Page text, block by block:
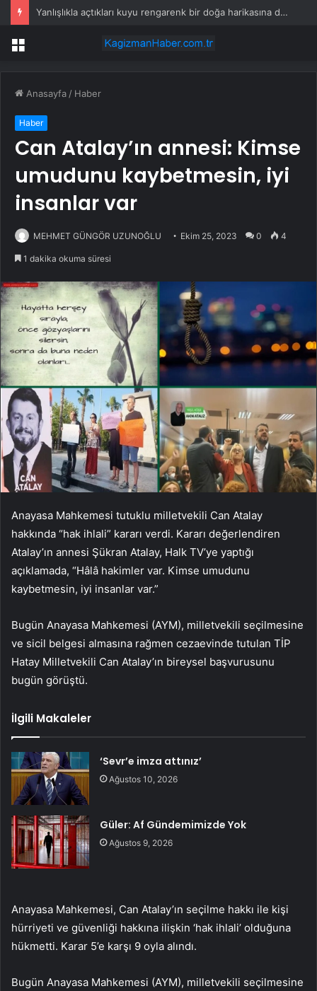
Yanlışlıkla açtıkları kuyu rengarenk bir doğa harikasına dönüştü
Menü
Anasayfa / Haber
Haber
Can Atalay’ın annesi: Kimse
umudunu kaybetmesin, iyi
insanlar var
MEHMET GÜNGÖR UZUNOĞLU Ekim 25, 2023 0 4
1 dakika okuma süresi
Anayasa Mahkemesi tutuklu milletvekili Can Atalay
hakkında “hak ihlali” kararı verdi. Kararı değerlendiren
Atalay’ın annesi Şükran Atalay, Halk TV’ye yaptığı
açıklamada, “Hâlâ hakimler var. Kimse umudunu
kaybetmesin, iyi insanlar var.”
Bugün Anayasa Mahkemesi (AYM), milletvekili seçilmesine
ve sicil belgesi almasına rağmen cezaevinde tutulan TİP
Hatay Milletvekili Can Atalay’ın bireysel başvurusunu
bugün görüştü.
İlgili Makaleler
‘Sevr’e imza attınız’
Ağustos 10, 2026
Güler: Af Gündemimizde Yok
Ağustos 9, 2026
Anayasa Mahkemesi, Can Atalay’ın seçilme hakkı ile kişi
hürriyeti ve güvenliği hakkına ilişkin ‘hak ihlali’ olduğuna
hükmetti. Karar 5’e karşı 9 oyla alındı.
Bugün Anayasa Mahkemesi (AYM), milletvekili seçilmesine